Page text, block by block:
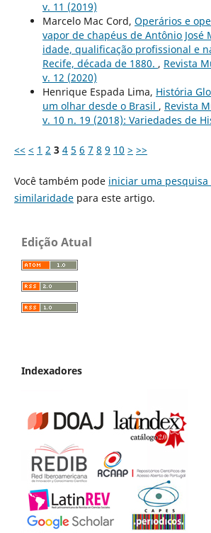
v. 11 (2019)
Marcelo Mac Cord, Operários e
vapor de chapéus de Antônio José
idade, qualificação profissional e
Recife, década de 1880. , Revista
v. 12 (2020)
Henrique Espada Lima, História
um olhar desde o Brasil , Revista
v. 10 n. 19 (2018): Variedades de
<< < 1 2 3 4 5 6 7 8 9 10 > >>
Você também pode iniciar uma pesquisa
similaridadepara este artigo.
Edição Atual
Indexadores